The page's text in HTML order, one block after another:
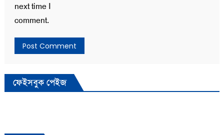
next time I
comment.
ফেইসবুক পেইজ